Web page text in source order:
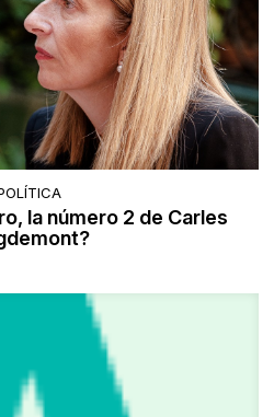
la número 2 de Carles